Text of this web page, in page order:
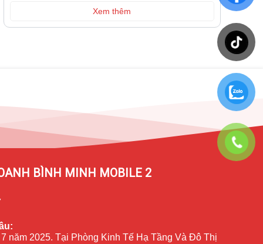
Xem thêm
BÌNH MINH MOBILE 2
năm 2025. Tại Phòng Kinh Tế Hạ Tầng Và Đô Thị